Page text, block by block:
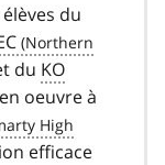
du
du KO
oeuvre à
efficace